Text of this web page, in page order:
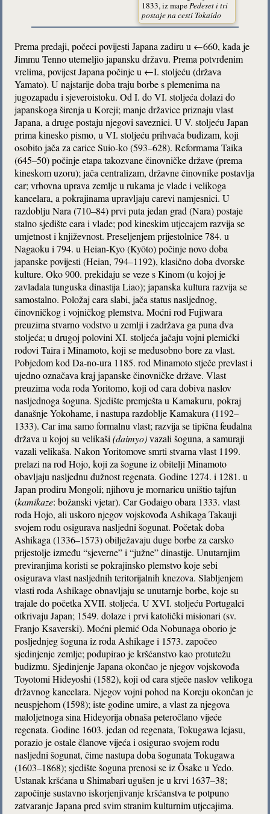
1833, iz mapePedeset i tri
postaje na cesti Tokaido
Prema predaji, počeci povijesti Japana zadiru u ←660, kada je
Jimmu Tenno utemeljio japansku državu. Prema potvrđenim
vrelima, povijest Japana počinje u ←I. stoljeću (država
Yamato). U najstarije doba traju borbe s plemenima na
jugozapadu i sjeveroistoku. Od I. do VI. stoljeća dolazi do
japanskoga širenja u Koreji; manje državice priznaju vlast
Japana, a druge postaju njegovi saveznici. U V. stoljeću Japan
prima kinesko pismo, u VI. stoljeću prihvaća budizam, koji
osobito jača za carice Suio-ko (593–628). Reformama Taika
(645–50) počinje etapa takozvane činovničke države (prema
kineskom uzoru); jača centralizam, državne činovnike postavlja
car; vrhovna uprava zemlje u rukama je vlade i velikoga
kancelara, a pokrajinama upravljaju carevi namjesnici. U
razdoblju Nara (710–84) prvi puta jedan grad (Nara) postaje
stalno sjedište cara i vlade; pod kineskim utjecajem razvija se
umjetnost i književnost. Preseljenjem prijestolnice 784. u
Nagaoku i 794. u Heian-Kyo (Kyōto) počinje novo doba
japanske povijesti (Heian, 794–1192), klasično doba dvorske
kulture. Oko 900. prekidaju se veze s Kinom (u kojoj je
zavladala tunguska dinastija Liao); japanska kultura razvija se
samostalno. Položaj cara slabi, jača status nasljednog,
činovničkog i vojničkog plemstva. Moćni rod Fujiwara
preuzima stvarno vodstvo u zemlji i zadržava ga puna dva
stoljeća; u drugoj polovini XI. stoljeća jačaju vojni plemićki
rodovi Taira i Minamoto, koji se međusobno bore za vlast.
Pobjedom kod Da-no-ura 1185. rod Minamoto stječe prevlast i
ujedno označava kraj japanske činovničke države. Vlast
preuzima vođa roda Yoritomo, koji od cara dobiva naslov
nasljednoga šoguna. Sjedište premješta u Kamakuru, pokraj
današnje Yokohame, i nastupa razdoblje Kamakura (1192–
1333). Car ima samo formalnu vlast; razvija se tipična feudalna
država u kojoj su velikaši(daimyo)vazali šoguna, a samuraji
vazali velikaša. Nakon Yoritomove smrti stvarna vlast 1199.
prelazi na rod Hojo, koji za šogune iz obitelji Minamoto
obavljaju nasljednu dužnost regenata. Godine 1274. i 1281. u
Japan prodiru Mongoli; njihovu je mornaricu uništio tajfun
(kamikaze: božanski vjetar). Car Godaigo obara 1333. vlast
roda Hojo, ali uskoro njegov vojskovođa Ashikaga Takauji
svojem rodu osigurava nasljedni šogunat. Početak doba
Ashikaga (1336–1573) obilježavaju duge borbe za carsko
prijestolje između “sjeverne” i “južne” dinastije. Unutarnjim
previranjima koristi se pokrajinsko plemstvo koje sebi
osigurava vlast nasljednih teritorijalnih knezova. Slabljenjem
vlasti roda Ashikage obnavljaju se unutarnje borbe, koje su
trajale do početka XVII. stoljeća. U XVI. stoljeću Portugalci
otkrivaju Japan; 1549. dolaze i prvi katolički misionari (sv.
Franjo Ksaverski). Moćni plemić Oda Nobunaga oborio je
posljednjeg šoguna iz roda Ashikage i 1573. započeo
sjedinjenje zemlje; podupirao je kršćanstvo kao protutežu
budizmu. Sjedinjenje Japana okončao je njegov vojskovođa
Toyotomi Hideyoshi (1582), koji od cara stječe naslov velikoga
državnog kancelara. Njegov vojni pohod na Koreju okončan je
neuspjehom (1598); iste godine umire, a vlast za njegova
maloljetnoga sina Hideyorija obnaša peteročlano vijeće
regenata. Godine 1603. jedan od regenata, Tokugawa Iejasu,
porazio je ostale članove vijeća i osigurao svojem rodu
nasljedni šogunat, čime nastupa doba šogunata Tokugawa
(1603–1868); sjedište šoguna prenosi se iz Ōsake u Yedo.
Ustanak kršćana u Shimabari ugušen je u krvi 1637–38;
započinje sustavno iskorjenjivanje kršćanstva te potpuno
zatvaranje Japana pred svim stranim kulturnim utjecajima.